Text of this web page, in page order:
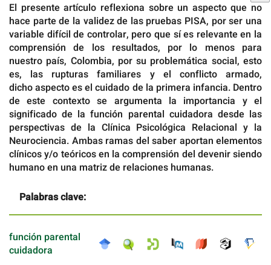
El presente artículo reflexiona sobre un aspecto que no
hace parte de la validez de las pruebas PISA, por ser una
variable difícil de controlar, pero que sí es relevante en la
comprensión de los resultados, por lo menos para
nuestro país, Colombia, por su problemática social, esto
es, las rupturas familiares y el conflicto armado,
dicho aspecto es el cuidado de la primera infancia. Dentro
de este contexto se argumenta la importancia y el
significado de la función parental cuidadora desde las
perspectivas de la Clínica Psicológica Relacional y la
Neurociencia. Ambas ramas del saber aportan elementos
clínicos y/o teóricos en la comprensión del devenir siendo
humano en una matriz de relaciones humanas.
Palabras clave:
función parental
cuidadora